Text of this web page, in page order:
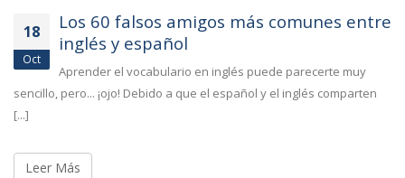
18
Oct
Los 60 falsos amigos más comunes entre
inglés y español
Aprender el vocabulario en inglés puede parecerte muy
sencillo, pero... ¡ojo! Debido a que el español y el inglés comparten
[...]
Leer Más